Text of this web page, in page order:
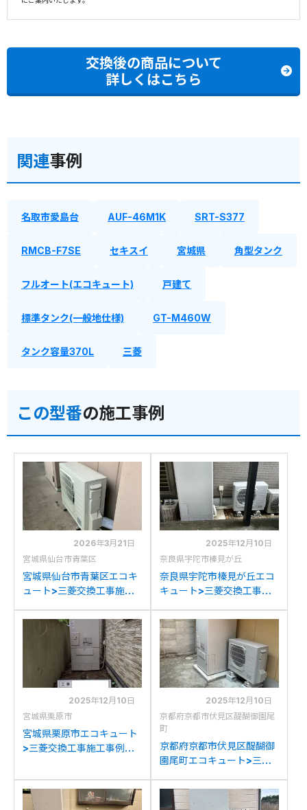
交換後の商品について
詳しくはこちら
関連事例
名取市愛島台 AUF-46M1K SRT-S377
RMCB-F7SE セキスイ 宮城県 角型タンク
フルオート(エコキュート) 戸建て
標準タンク(一般地仕様) GT-M460W
タンク容量370L 三菱
この型番の施工事例
2026年3月21日
宮城県仙台市青葉区
宮城県仙台市青葉区エコキ
ュート>三菱交換工事施工
HP46WDM5から三菱
SRT-S377への交換
2025年12月10日
奈良県宇陀市榛見が丘
奈良県宇陀市榛見が丘エコ
キュート>三菱交換工事施
HPT37W7から三菱SRT-
S377への交換
2025年12月10日
宮城県栗原市
宮城県栗原市エコキュート
>三菱交換工事施工事例：
三菱SRT-S377への交換
2025年12月10日
京都府京都市伏見区醍醐御園尾
町
京都府京都市伏見区醍醐御
園尾町エコキュート>三菱
SRT-5567WFU-BLから三
菱SRT-S377への交換